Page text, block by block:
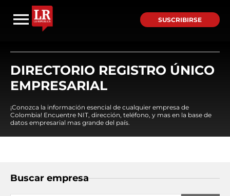
SUSCRIBIRSE
DIRECTORIO REGISTRO ÚNICO
EMPRESARIAL
¡Conozca la información esencial de cualquier empresa de
Colombia! Encuentre NIT, dirección, teléfono, y mas en la base de
datos empresarial mas grande del país.
Buscar empresa